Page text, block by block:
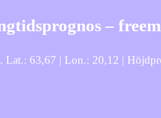
–
Lat.: 63,67 | Lon.: 20,12 |